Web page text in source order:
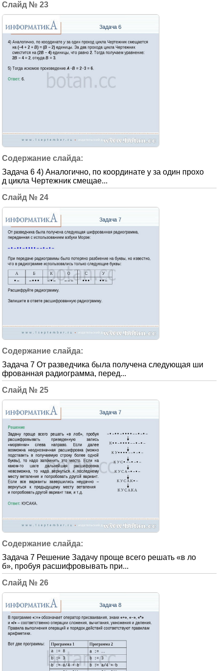
23
Задача 6 4) Аналогично, по координате y за один прохо
д цикла Чертежник смещае...
24
Задача 7 От разведчика была получена следующая ши
фрованная радиограмма, перед...
25
Задача 7 Решение Задачу проще всего решать «в ло
б», пробуя расшифровывать при...
26